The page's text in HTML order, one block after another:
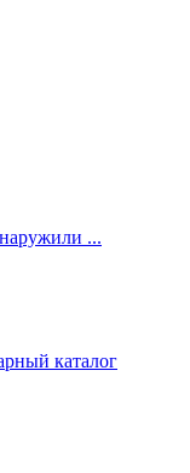
...
каталог